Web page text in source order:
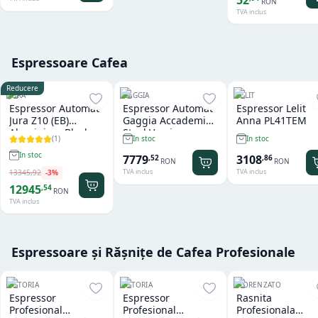
TVA inclus
Espressoare Cafea
Reducere
JURA
Espressor Automat
Jura Z10 (EB)
Aluminium Black
(1)
In stoc
13345,92 -3%
12945,54 RON
TVA inclus
GAGGIA
Espressor Automat
Gaggia Accademia
Steel Version
In stoc
7779,52 RON
TVA inclus
LELIT
Espressor Lelit
Anna PL41TEM
In stoc
3108,86 RON
TVA inclus
Espressoare și Rășnițe de Cafea Profesionale
ASTORIA
Espressor
Profesional
ASTORIA
Espressor
Profesional
FIORENZATO
Rasnita
Profesionala